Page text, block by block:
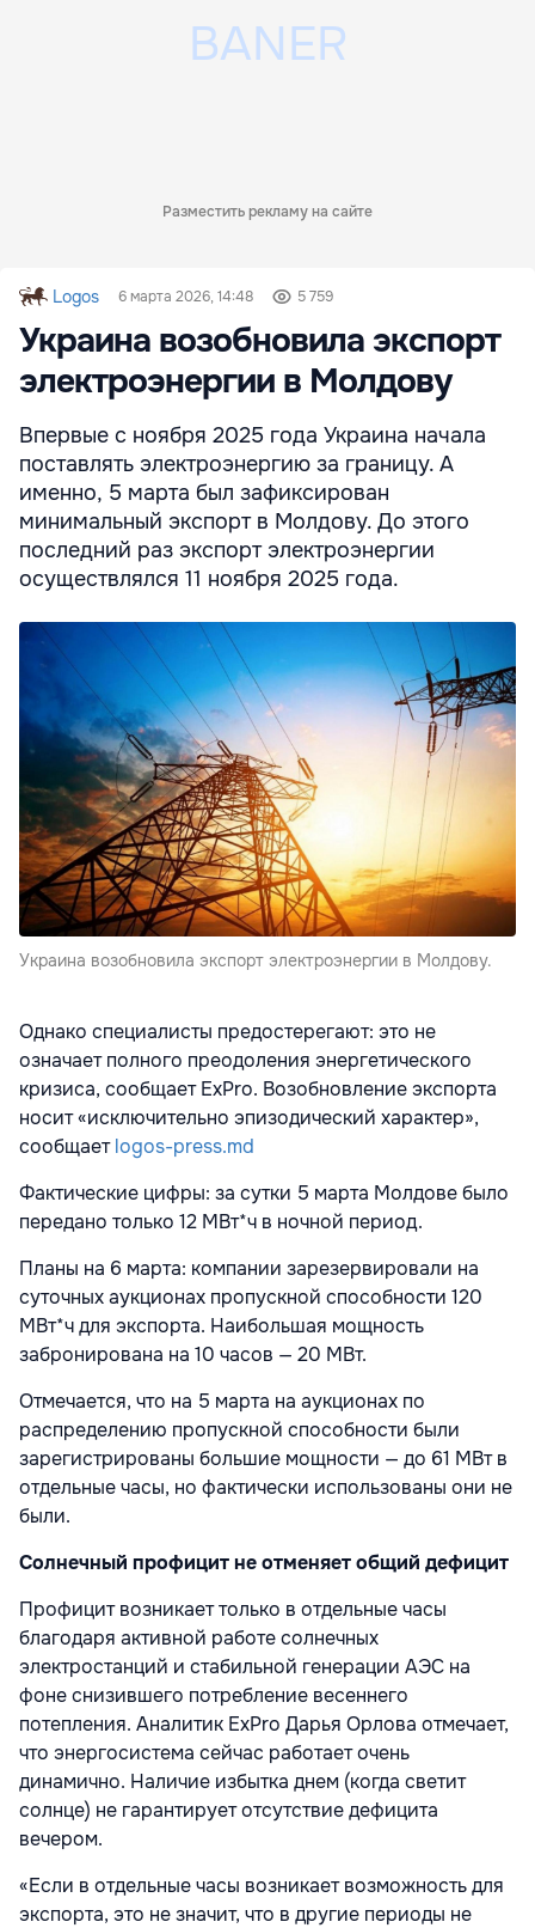
Разместить рекламу на сайте
Logos 6 марта 2026, 14:48 5 759
Украина возобновила экспорт
электроэнергии в Молдову
Впервые с ноября 2025 года Украина начала
поставлять электроэнергию за границу. А
именно, 5 марта был зафиксирован
минимальный экспорт в Молдову. До этого
последний раз экспорт электроэнергии
осуществлялся 11 ноября 2025 года.
Украина возобновила экспорт электроэнергии в Молдову.
Однако специалисты предостерегают: это не
означает полного преодоления энергетического
кризиса, сообщает ExPro. Возобновление экспорта
носит «исключительно эпизодический характер»,
сообщаетlogos-press.md
Фактические цифры: за сутки 5 марта Молдове было
передано только 12 МВт*ч в ночной период.
Планы на 6 марта: компании зарезервировали на
суточных аукционах пропускной способности 120
МВт*ч для экспорта. Наибольшая мощность
забронирована на 10 часов — 20 МВт.
Отмечается, что на 5 марта на аукционах по
распределению пропускной способности были
зарегистрированы большие мощности — до 61 МВт в
отдельные часы, но фактически использованы они не
были.
Солнечный профицит не отменяет общий дефицит
Профицит возникает только в отдельные часы
благодаря активной работе солнечных
электростанций и стабильной генерации АЭС на
фоне снизившего потребление весеннего
потепления. Аналитик ExPro Дарья Орлова отмечает,
что энергосистема сейчас работает очень
динамично. Наличие избытка днем (когда светит
солнце) не гарантирует отсутствие дефицита
вечером.
«Если в отдельные часы возникает возможность для
экспорта, это не значит, что в другие периоды не